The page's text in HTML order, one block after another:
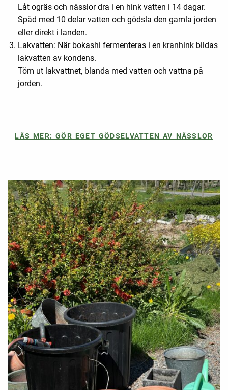
Låt ogräs och nässlor dra i en hink vatten i 14 dagar.
Späd med 10 delar vatten och gödsla den gamla jorden
eller direkt i landen.
Lakvatten: När bokashi fermenteras i en kranhink bildas
lakvatten av kondens.
Töm ut lakvattnet, blanda med vatten och vattna på
jorden.
LÄS MER: GÖR EGET GÖDSELVATTEN AV NÄSSLOR